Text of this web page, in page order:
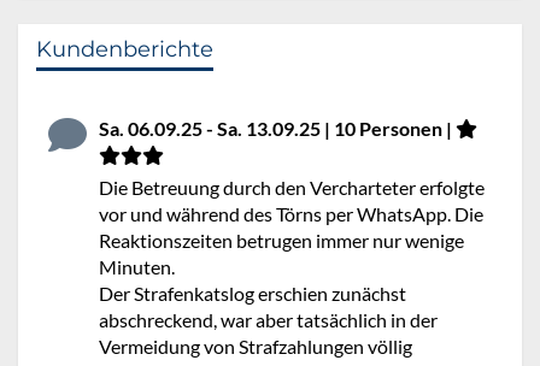
Kundenberichte
Sa. 06.09.25 - Sa. 13.09.25 | 10 Personen |
Die Betreuung durch den Vercharteter erfolgte
vor und während des Törns per WhatsApp. Die
Reaktionszeiten betrugen immer nur wenige
Minuten.
Der Strafenkatslog erschien zunächst
abschreckend, war aber tatsächlich in der
Vermeidung von Strafzahlungen völlig